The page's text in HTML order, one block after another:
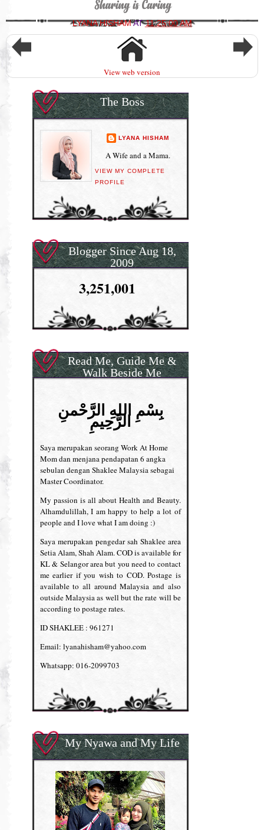
LYANA HISHAMAT11:25:00 AM
View web version
The Boss
LYANA HISHAM
A Wife and a Mama.
VIEW MY COMPLETE
PROFILE
Blogger Since Aug 18,
2009
3,251,001
Read Me, Guide Me &
Walk Beside Me
بِسْمِ اللهِ الرَّحْمنِ
الرَّحِيمِ
Saya merupakan seorang Work At Home
Mom dan menjana pendapatan 6 angka
sebulan dengan Shaklee Malaysia sebagai
Master Coordinator.
My passion is all about Health and Beauty.
Alhamdulillah, I am happy to help a lot of
people and I love what I am doing :)
Saya merupakan pengedar sah Shaklee area
Setia Alam, Shah Alam. COD is available for
KL & Selangor area but you need to contact
me earlier if you wish to COD. Postage is
available to all around Malaysia and also
outside Malaysia as well but the rate will be
according to postage rates.
ID SHAKLEE : 961271
Email: lyanahisham@yahoo.com
Whatsapp: 016-2099703
My Nyawa and My Life